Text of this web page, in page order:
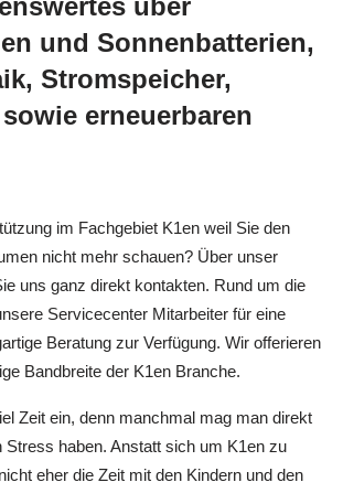
und Sonnenbatterien,
Stromspeicher,
erneuerbaren
im Fachgebiet K1en weil Sie den
nicht mehr schauen? Über unser
uns ganz direkt kontakten. Rund um die
Servicecenter Mitarbeiter für eine
Beratung zur Verfügung. Wir offerieren
Bandbreite der K1en Branche.
Zeit ein, denn manchmal mag man direkt
Stress haben. Anstatt sich um K1en zu
eher die Zeit mit den Kindern und den